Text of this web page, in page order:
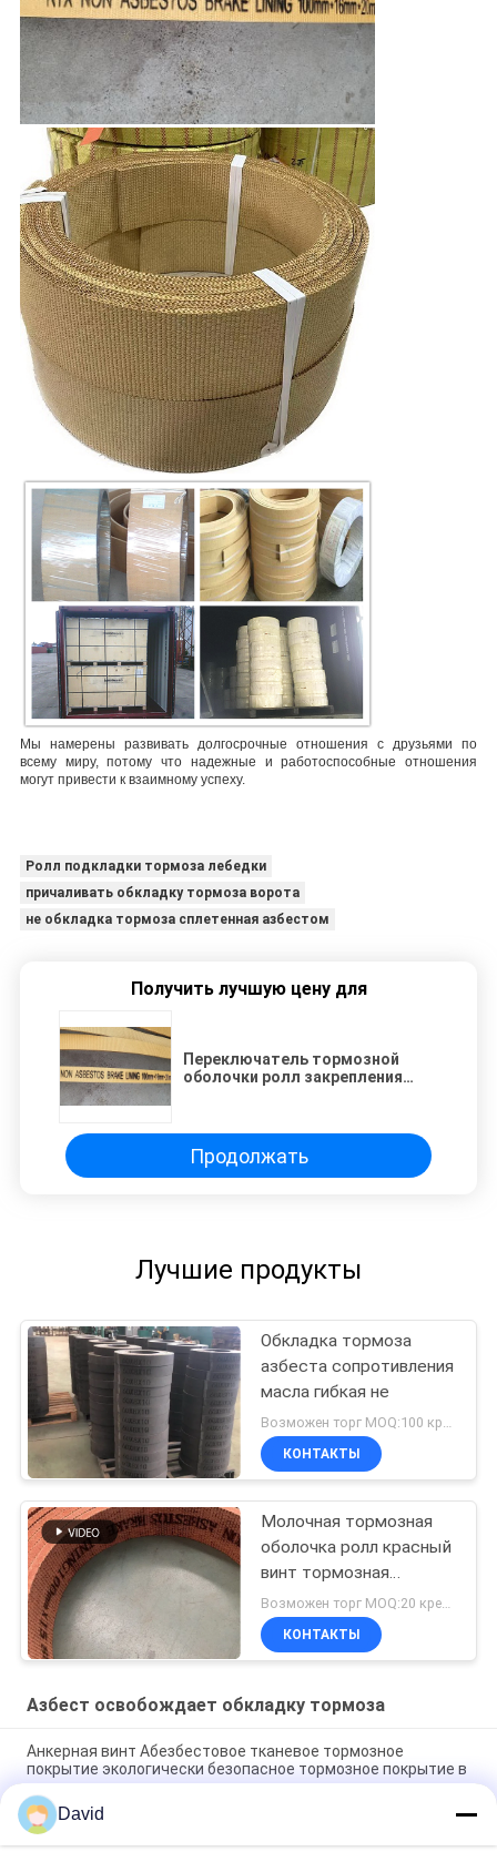
Мы намерены развивать долгосрочные отношения с друзьями по
всему миру, потому что надежные и работоспособные отношения
могут привести к взаимному успеху.
Ролл подкладки тормоза лебедки
причаливать обкладку тормоза ворота
не обкладка тормоза сплетенная азбестом
Получить лучшую цену для
Переключатель тормозной
оболочки ролл закрепления
тканевой тормозной оболочки
Продолжать
Лучшие продукты
Обкладка тормоза
азбеста сопротивления
масла гибкая не
КОНТАКТЫ
Молочная тормозная
оболочка ролл красный
винт тормозная
оболочка заземленная
тканевая тормозная
оболочка
КОНТАКТЫ
Азбест освобождает обкладку тормоза
Анкерная винт Абезбестовое тканевое тормозное
покрытие экологически безопасное тормозное покрытие в
ролике
Уиндласс Сахарная мельница Асбест свободная
тормозная подкладка для строительных машин
David